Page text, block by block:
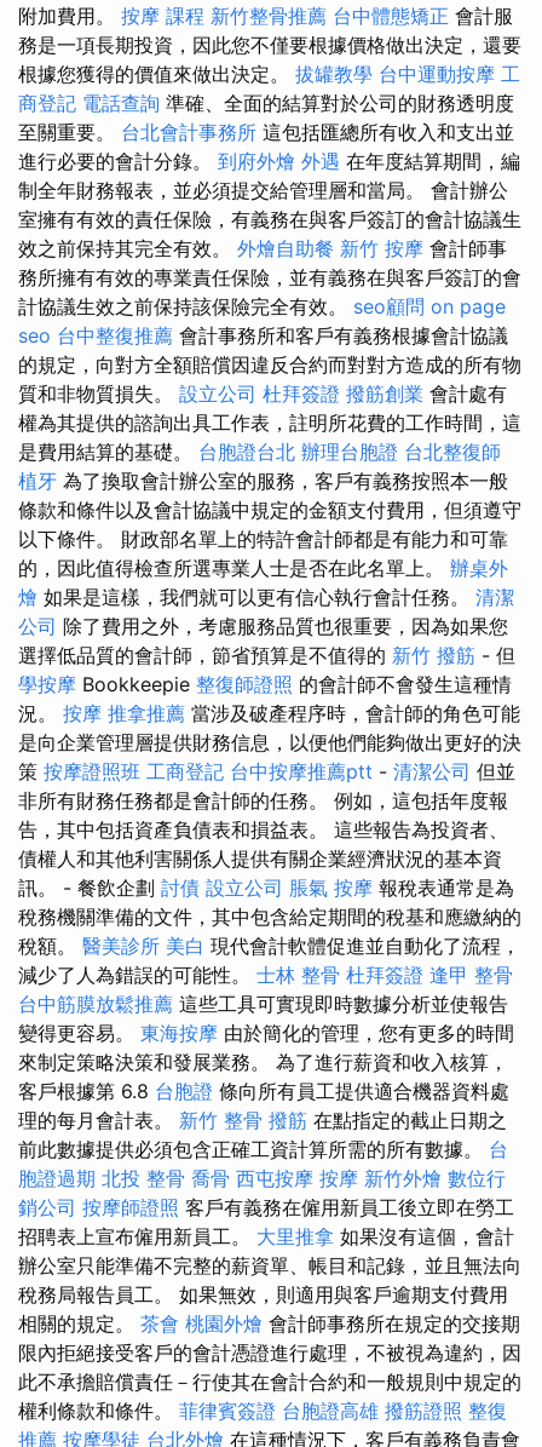
附加費用。 按摩 課程 新竹整骨推薦 台中體態矯正 會計服
務是一項長期投資，因此您不僅要根據價格做出決定，還要
根據您獲得的價值來做出決定。 拔罐教學 台中運動按摩 工
商登記 電話查詢 準確、全面的結算對於公司的財務透明度
至關重要。 台北會計事務所 這包括匯總所有收入和支出並
進行必要的會計分錄。 到府外燴 外遇 在年度結算期間，編
制全年財務報表，並必須提交給管理層和當局。 會計辦公
室擁有有效的責任保險，有義務在與客戶簽訂的會計協議生
效之前保持其完全有效。 外燴自助餐 新竹 按摩 會計師事
務所擁有有效的專業責任保險，並有義務在與客戶簽訂的會
計協議生效之前保持該保險完全有效。 seo顧問 on page
seo 台中整復推薦 會計事務所和客戶有義務根據會計協議
的規定，向對方全額賠償因違反合約而對對方造成的所有物
質和非物質損失。 設立公司 杜拜簽證 撥筋創業 會計處有
權為其提供的諮詢出具工作表，註明所花費的工作時間，這
是費用結算的基礎。 台胞證台北 辦理台胞證 台北整復師
植牙 為了換取會計辦公室的服務，客戶有義務按照本一般
條款和條件以及會計協議中規定的金額支付費用，但須遵守
以下條件。 財政部名單上的特許會計師都是有能力和可靠
的，因此值得檢查所選專業人士是否在此名單上。 辦桌外
燴 如果是這樣，我們就可以更有信心執行會計任務。 清潔
公司 除了費用之外，考慮服務品質也很重要，因為如果您
選擇低品質的會計師，節省預算是不值得的 新竹 撥筋 - 但
學按摩 Bookkeepie 整復師證照 的會計師不會發生這種情
況。 按摩 推拿推薦 當涉及破產程序時，會計師的角色可能
是向企業管理層提供財務信息，以便他們能夠做出更好的決
策 按摩證照班 工商登記 台中按摩推薦ptt - 清潔公司 但並
非所有財務任務都是會計師的任務。 例如，這包括年度報
告，其中包括資產負債表和損益表。 這些報告為投資者、
債權人和其他利害關係人提供有關企業經濟狀況的基本資
訊。 - 餐飲企劃 討債 設立公司 脹氣 按摩 報稅表通常是為
稅務機關準備的文件，其中包含給定期間的稅基和應繳納的
稅額。 醫美診所 美白 現代會計軟體促進並自動化了流程，
減少了人為錯誤的可能性。 士林 整骨 杜拜簽證 逢甲 整骨
台中筋膜放鬆推薦 這些工具可實現即時數據分析並使報告
變得更容易。 東海按摩 由於簡化的管理，您有更多的時間
來制定策略決策和發展業務。 為了進行薪資和收入核算，
客戶根據第 6.8 台胞證 條向所有員工提供適合機器資料處
理的每月會計表。 新竹 整骨 撥筋 在點指定的截止日期之
前此數據提供必須包含正確工資計算所需的所有數據。 台
胞證過期 北投 整骨 喬骨 西屯按摩 按摩 新竹外燴 數位行
銷公司 按摩師證照 客戶有義務在僱用新員工後立即在勞工
招聘表上宣布僱用新員工。 大里推拿 如果沒有這個，會計
辦公室只能準備不完整的薪資單、帳目和記錄，並且無法向
稅務局報告員工。 如果無效，則適用與客戶逾期支付費用
相關的規定。 茶會 桃園外燴 會計師事務所在規定的交接期
限內拒絕接受客戶的會計憑證進行處理，不被視為違約，因
此不承擔賠償責任－行使其在會計合約和一般規則中規定的
權利條款和條件。 菲律賓簽證 台胞證高雄 撥筋證照 整復
推薦 按摩學徒 台北外燴 在這種情況下，客戶有義務負責會